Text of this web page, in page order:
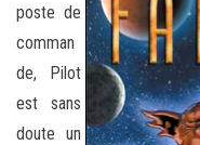
poste de
comman
de, Pilot
est sans
doute un